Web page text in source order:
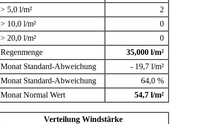
> 5,0 l/m²
2
> 10,0 l/m²
0
> 20,0 l/m²
0
Regenmenge
35,000 l/m²
Monat Standard-Abweichung
- 19,7 l/m²
Monat Standard-Abweichung
64,0 %
Monat Normal Wert
54,7 l/m²
Verteilung Windstärke